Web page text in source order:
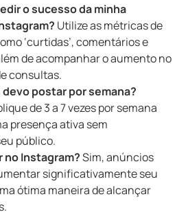
o sucesso da minha
Utilize as métricas de
‘curtidas’, comentários e
de acompanhar o aumento no
consultas.
postar por semana?
de 3 a 7 vezes por semana
presença ativa sem
público.
no Instagram?Sim, anúncios
significativamente seu
ótima maneira de alcançar